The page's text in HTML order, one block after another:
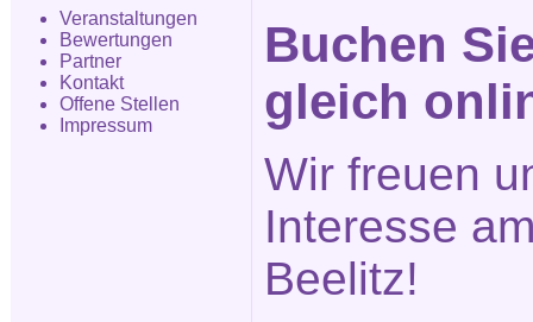
Veranstaltungen
Bewertungen
Partner
Kontakt
Offene Stellen
Impressum
Buchen
gleich
Wir freuen
Interesse
Beelitz!